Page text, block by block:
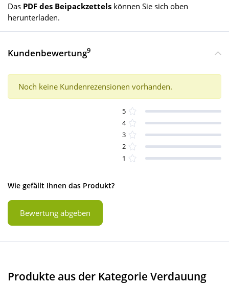
Das PDF des Beipackzettels können Sie sich oben
herunterladen.
Kundenbewertung9
Noch keine Kundenrezensionen vorhanden.
5
4
3
2
1
Wie gefällt Ihnen das Produkt?
Bewertung abgeben
Produkte aus der Kategorie Verdauung